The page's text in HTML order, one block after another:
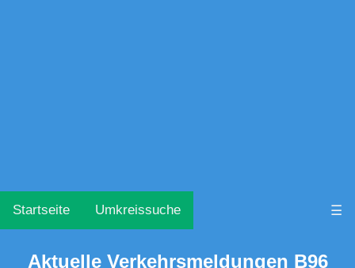
Startseite Umkreissuche ☰
Aktuelle Verkehrsmeldungen B96